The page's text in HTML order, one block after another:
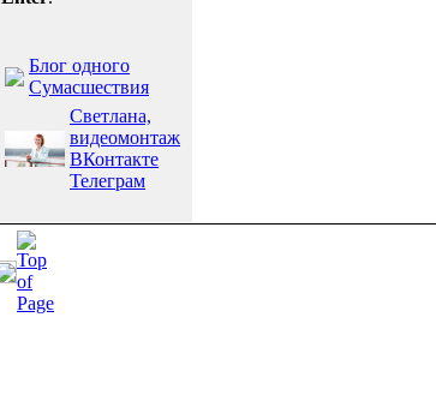
Блог одного
Сумасшествия
Светлана,
видеомонтаж
ВКонтакте
Телеграм